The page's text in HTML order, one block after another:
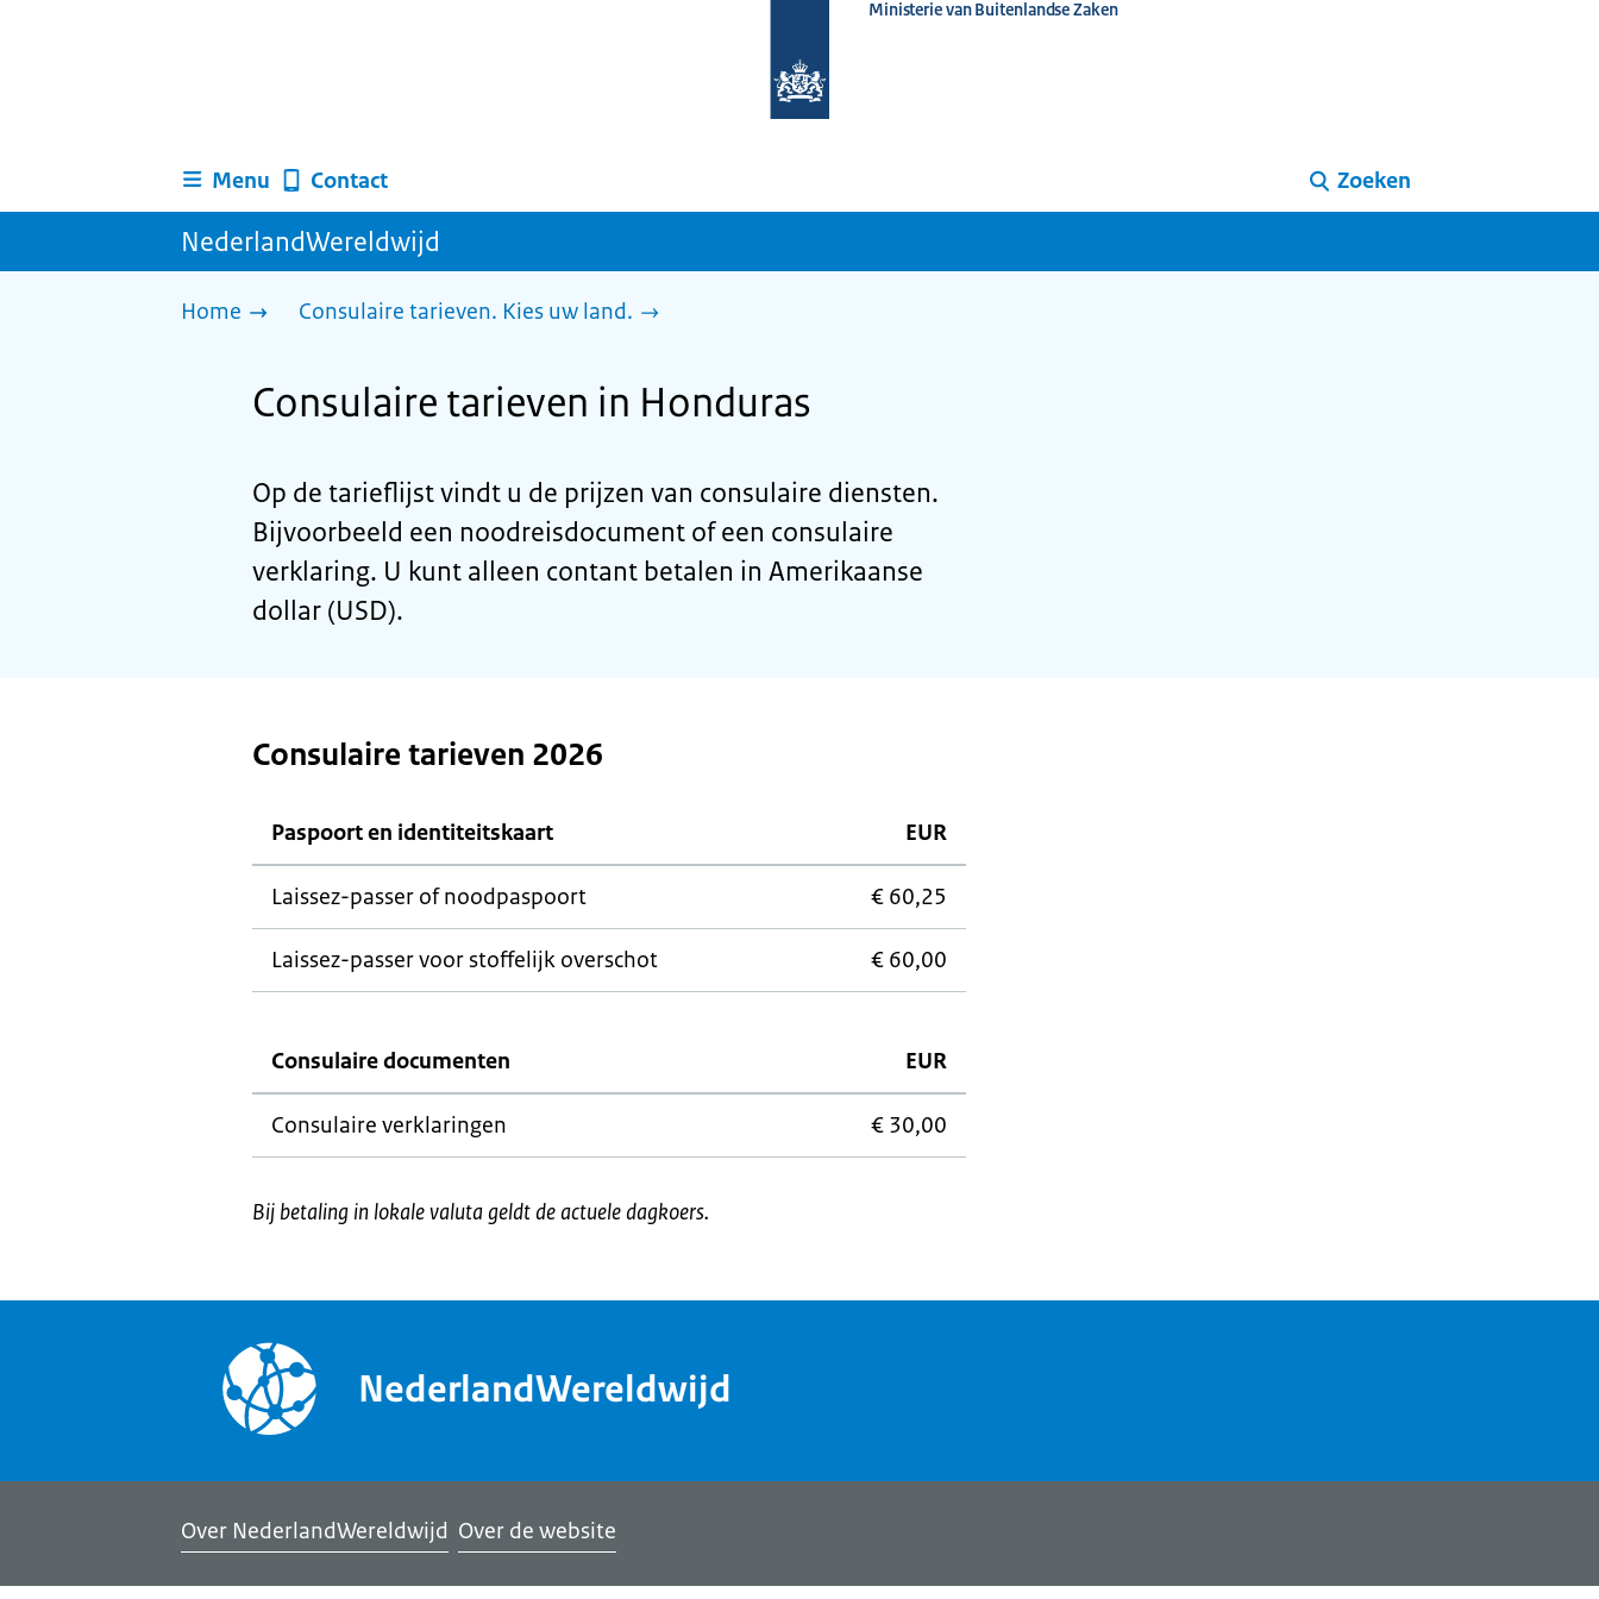
homepage
Ministerie van Buitenlandse Zaken
Menu Contact Zoeken
NederlandWereldwijd
Home Consulaire tarieven. Kies uw land.
Consulaire tarieven in Honduras
Op de tarieflijst vindt u de prijzen van consulaire diensten.
Bijvoorbeeld een noodreisdocument of een consulaire
verklaring. U kunt alleen contant betalen in Amerikaanse
dollar (USD).
Consulaire tarieven 2026
Paspoort en identiteitskaart EUR
Laissez-passer of noodpaspoort € 60,25
Laissez-passervoor stoffelijk overschot € 60,00
Consulaire documenten EUR
Consulaire verklaringen € 30,00
Bij betaling in lokale valuta geldt de actuele dagkoers.
NederlandWereldwijd
Over NederlandWereldwijd Over de website